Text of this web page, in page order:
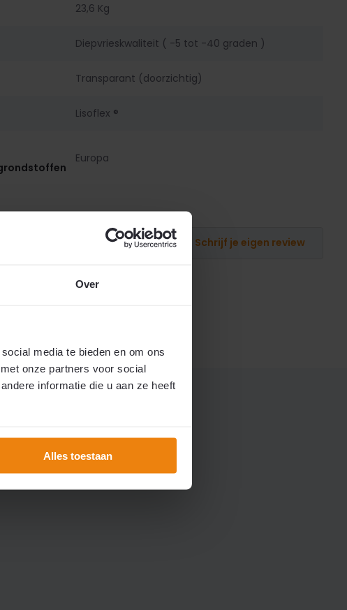
Over
media te bieden en om ons
onze partners voor social
informatie die u aan ze heeft
Alles toestaan
23,6 Kg
Diepvrieskwaliteit ( -5 tot -40 graden )
Transparant (doorzichtig)
Lisoflex ®
Europa
Schrijf je eigen review